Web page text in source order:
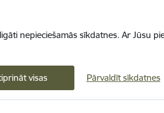
nepieciešamās sīkdatnes. Ar Jūsu
visas Pārvaldīt sīkdatnes